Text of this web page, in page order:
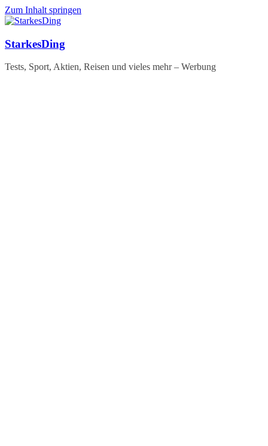
Zum Inhalt springen
StarkesDing
Tests, Sport, Aktien, Reisen und vieles mehr – Werbung